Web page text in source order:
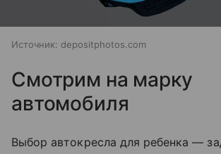
Источник: depositphotos.com
Смотрим на марку
автомобиля
Выбор автокресла для ребенка —